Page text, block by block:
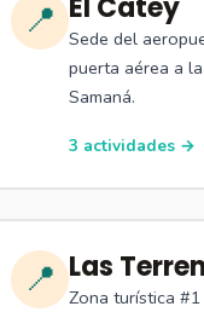
📍 El Catey
Sede del
puerta aérea a
Samaná.
3 actividades →
📍 Las
Zona turística #1